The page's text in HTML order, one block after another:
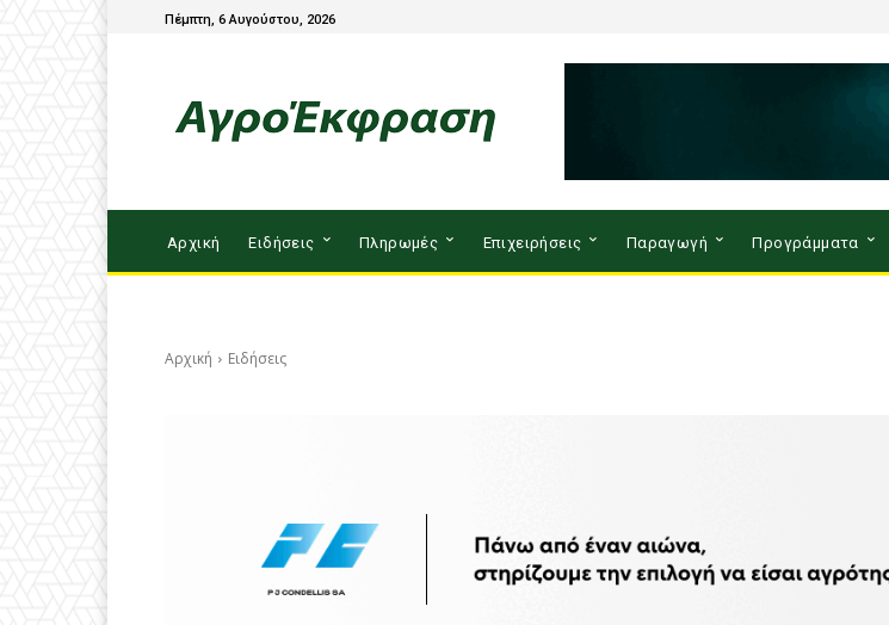
Πέμπτη, 6 Αυγούστου, 2026
Αρχική Ειδήσεις Πληρωμές Επιχειρήσεις Παραγωγή Προγράμματα
Αρχική Ειδήσεις